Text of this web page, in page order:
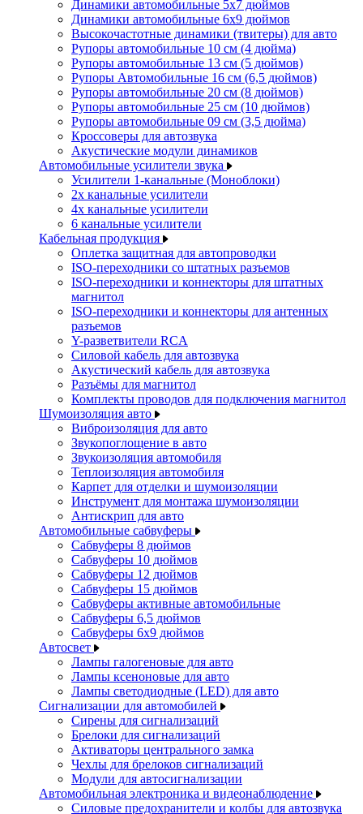
Динамики автомобильные 5x7 дюймов
Динамики автомобильные 6x9 дюймов
Высокочастотные динамики (твитеры) для авто
Рупоры автомобильные 10 см (4 дюйма)
Рупоры автомобильные 13 см (5 дюймов)
Рупоры Автомобильные 16 см (6,5 дюймов)
Рупоры автомобильные 20 см (8 дюймов)
Рупоры автомобильные 25 см (10 дюймов)
Рупоры автомобильные 09 см (3,5 дюйма)
Кроссоверы для автозвука
Акустические модули динамиков
Автомобильные усилители звука
Усилители 1-канальные (Моноблоки)
2х канальные усилители
4х канальные усилители
6 канальные усилители
Кабельная продукция
Оплетка защитная для автопроводки
ISO-переходники со штатных разъемов
ISO-переходники и коннекторы для штатных
магнитол
ISO-переходники и коннекторы для антенных
разъемов
Y-разветвители RCA
Силовой кабель для автозвука
Акустический кабель для автозвука
Разъёмы для магнитол
Комплекты проводов для подключения магнитол
Шумоизоляция авто
Виброизоляция для авто
Звукопоглощение в авто
Звукоизоляция автомобиля
Теплоизоляция автомобиля
Карпет для отделки и шумоизоляции
Инструмент для монтажа шумоизоляции
Антискрип для авто
Автомобильные сабвуферы
Сабвуферы 8 дюймов
Сабвуферы 10 дюймов
Сабвуферы 12 дюймов
Сабвуферы 15 дюймов
Сабвуферы активные автомобильные
Сабвуферы 6,5 дюймов
Сабвуферы 6x9 дюймов
Автосвет
Лампы галогеновые для авто
Лампы ксеноновые для авто
Лампы светодиодные (LED) для авто
Сигнализации для автомобилей
Сирены для сигнализаций
Брелоки для сигнализаций
Активаторы центрального замка
Чехлы для брелоков сигнализаций
Модули для автосигнализации
Автомобильная электроника и видеонаблюдение
Силовые предохранители и колбы для автозвука